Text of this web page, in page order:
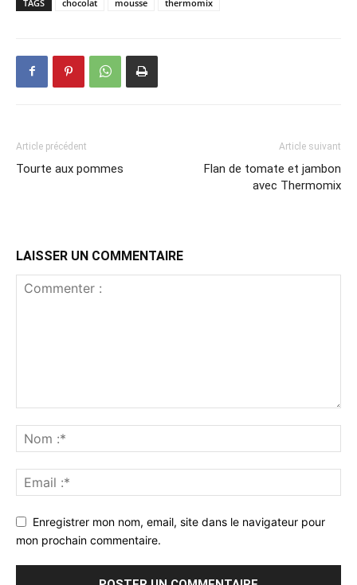
TAGS chocolat mousse thermomix
Article précédent
Tourte aux pommes
Article suivant
Flan de tomate et jambon
avec Thermomix
LAISSER UN COMMENTAIRE
Enregistrer mon nom, email, site dans le navigateur pour
mon prochain commentaire.